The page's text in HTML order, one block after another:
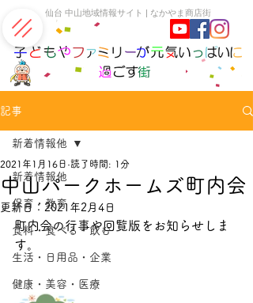
​仙台 中山地域情報サイト | なかやま商店街
記事
新着情報他
保育・教育
食料・食べる・飲む
生活・日用品・企業
健康・美容・医療
新着情報他
中山パークホームズ町内会
2021年1月16日 読了時間: 1分
更新日： 2021年2月4日
町内会の行事や回覧版をお知らせしま
す。